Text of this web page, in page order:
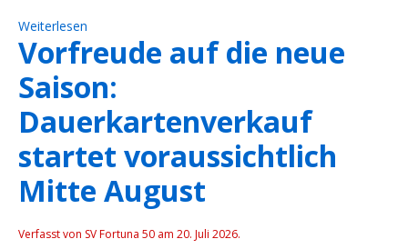
Weiterlesen
Vorfreude auf die neue
Saison:
Dauerkartenverkauf
startet voraussichtlich
Mitte August
Verfasst von SV Fortuna 50 am 20. Juli 2026.